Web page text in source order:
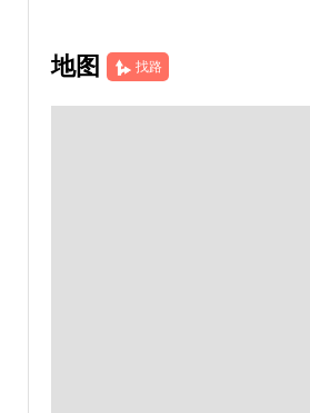
地图 找路